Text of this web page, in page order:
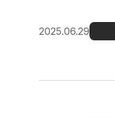
2025.06.29